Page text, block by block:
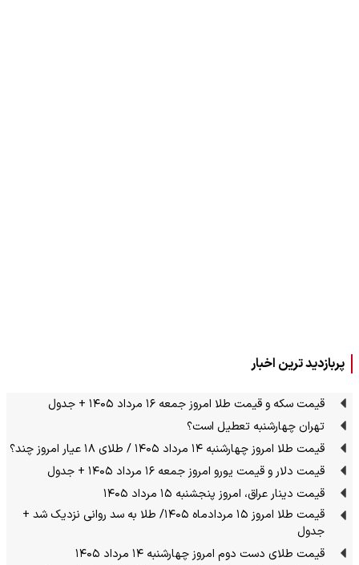
پربازدید ترین اخبار
قیمت سکه و قیمت طلا امروز جمعه ۱۶ مرداد ۱۴۰۵ + جدول
تهران چهارشنبه تعطیل است؟
قیمت طلا امروز چهارشنبه ۱۴ مرداد ۱۴۰۵ / طلای ۱۸ عیار امروز چند؟
قیمت دلار و قیمت یورو امروز جمعه ۱۶ مرداد ۱۴۰۵ + جدول
قیمت دینار عراق، امروز پنجشنبه ۱۵ مرداد ۱۴۰۵
قیمت طلا امروز ۱۵ مردادماه ۱۴۰۵/ طلا به سد روانی نزدیک شد +
جدول
قیمت طلای دست دوم امروز چهارشنبه ۱۴ مرداد ۱۴۰۵